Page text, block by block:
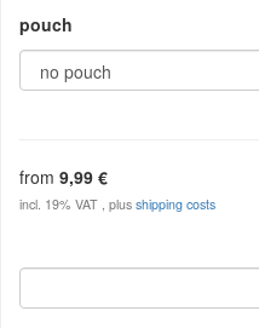
pouch
from 9,99 €
incl. 19% VAT , plus shipping costs